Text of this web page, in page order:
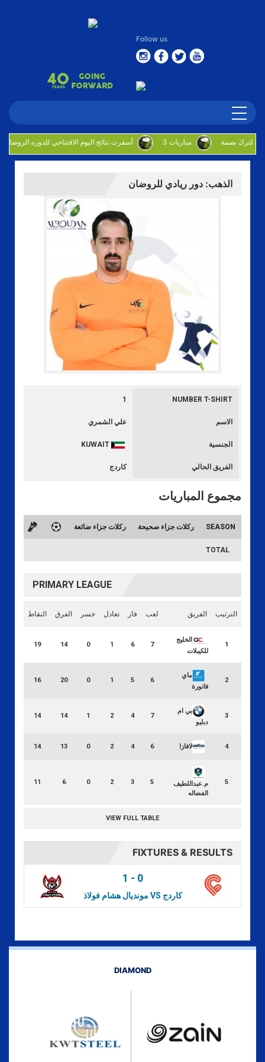
Follow us
أسفرت نتائج اليوم الافتتاحي للدوره الروضان 3 مباريات
الذهب: دور ريادي للروضان
NUMBER T-SHIRT
1
الاسم علي الشمري
الجنسية
الفريق الحالي كاردج
مجموع المباريات
SEASON ركلات جزاء صحيحة ركلات جزاء ضائعة
TOTAL
PRIMARY LEAGUE
الترتيب الفريق لعب فاز تعادل خسر الفرق النقاط
1
الخليج
للكيبلات
7
6
1
0
14
19
2
ماي
فاتورة
6
5
1
0
20
16
3
بي ام
دبليو
7
4
2
1
14
14
4 لافازا 6
4
2
0
13
14
5
م.عبداللطيف
الفضاله
5
3
2
0
6
11
VIEW FULL TABLE
FIXTURES & RESULTS
1 - 0
مونديال هشام فولاذ VS كاردج
DIAMOND